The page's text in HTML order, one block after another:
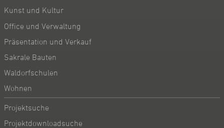
Kunst und Kultur
Office und Verwaltung
Präsentation und Verkauf
Sakrale Bauten
Waldorfschulen
Wohnen
Projektsuche
Projektdownloadsuche